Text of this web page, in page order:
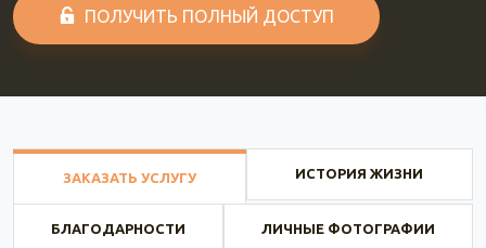
ПОЛУЧИТЬ ПОЛНЫЙ ДОСТУП
ЗАКАЗАТЬ УСЛУГУ ИСТОРИЯ ЖИЗНИ
БЛАГОДАРНОСТИ ЛИЧНЫЕ ФОТОГРАФИИ